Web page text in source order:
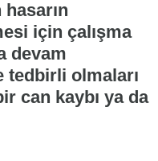
için çalışma
devam
tedbirli olmaları
can kaybı ya da